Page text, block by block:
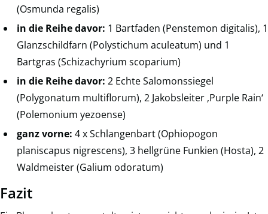
(Osmunda regalis)
in die Reihe davor: 1 Bartfaden (Penstemon digitalis), 1
Glanzschildfarn (Polystichum aculeatum) und 1
Bartgras (Schizachyrium scoparium)
in die Reihe davor: 2 Echte Salomonssiegel
(Polygonatum multiflorum), 2 Jakobsleiter ‚Purple Rain‘
(Polemonium yezoense)
ganz vorne: 4 x Schlangenbart (Ophiopogon
planiscapus nigrescens), 3 hellgrüne Funkien (Hosta), 2
Waldmeister (Galium odoratum)
Fazit